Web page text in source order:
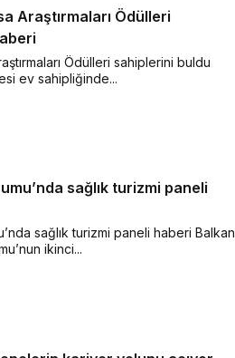
Araştırmaları Ödülleri
Ödülleri sahiplerini buldu
ev sahipliğinde...
sağlık turizmi paneli
sağlık turizmi paneli haberi Balkan
ikinci...